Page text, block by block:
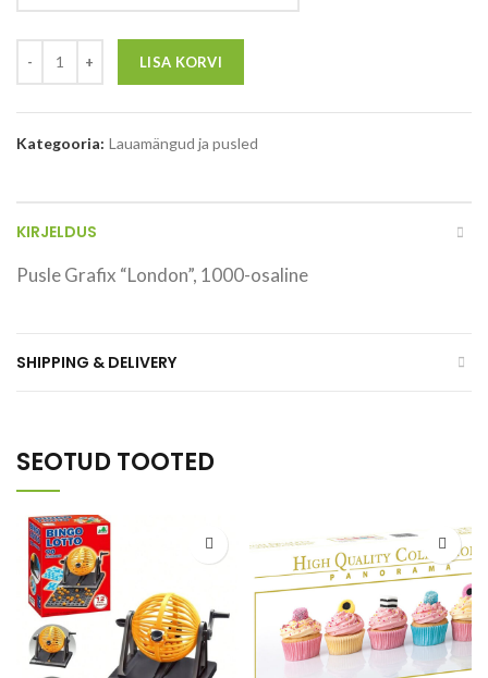
LISA KORVI
Kategooria: Lauamängud ja pusled
KIRJELDUS
Pusle Grafix “London”, 1000-osaline
SHIPPING & DELIVERY
SEOTUD TOOTED